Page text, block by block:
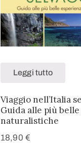
Leggi tutto
Viaggio nell’Italia
Guida alle più
naturalistiche
18,90€